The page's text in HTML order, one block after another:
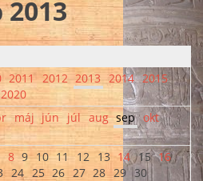
2011 2012 2013 2014 2015
2020
máj jún júl aug sep okt
8 9 10 11 12 13 14 15 16
24 25 26 27 28 29 30